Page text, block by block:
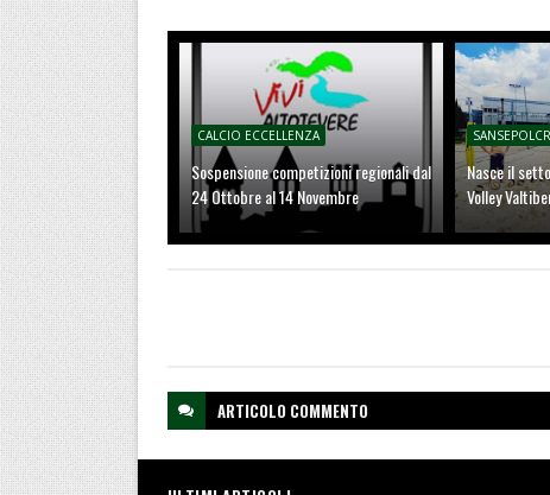
CALCIO ECCELLENZA
Sospensione competizioni regionali dal
24 Ottobre al 14 Novembre
Nasce il
Volley
ARTICOLO COMMENTO